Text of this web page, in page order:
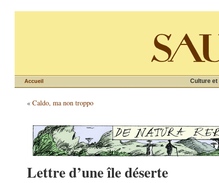
Culture et
Accueil
« Caldo, ma non troppo
Lettre d’une île déserte